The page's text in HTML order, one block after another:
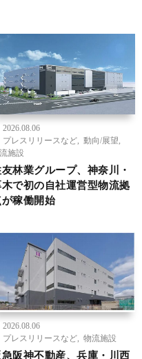
2026.08.06
プレスリリースなど
動向/展望
施設
林業グループ、神奈川・
木で初の自社運営型物流拠
が稼働開始
2026.08.06
プレスリリースなど
物流施設
急阪神不動産、兵庫・川西